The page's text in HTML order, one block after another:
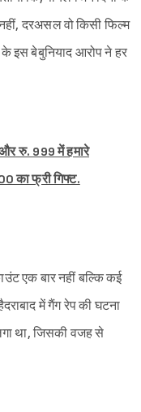
नहीं, दरअसल वो किसी फिल्म
इस बेबुनियाद आरोप ने हर
रु. 999 में हमारे
का फ्री गिफ्ट.
एक बार नहीं बल्कि कई
में गैंग रेप की घटना
था, जिसकी वजह से